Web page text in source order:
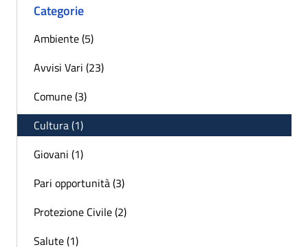
Categorie
Ambiente (5)
Avvisi Vari (23)
Comune (3)
Cultura (1)
Giovani (1)
Pari opportunità (3)
Protezione Civile (2)
Salute (1)